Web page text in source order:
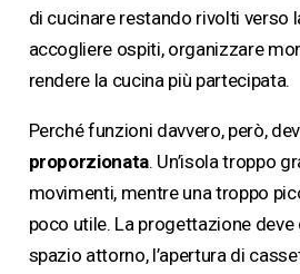
di cucinare restando rivolti verso
accogliere ospiti, organizzare
rendere la cucina più partecipata.
Perché funzioni davvero, però,
proporzionata. Un’isola troppo
movimenti, mentre una troppo
poco utile. La progettazione
spazio attorno, l’apertura di